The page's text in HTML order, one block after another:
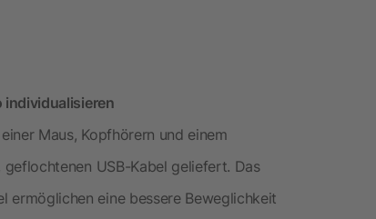
individualisieren
Maus, Kopfhörern und einem
USB-Kabel geliefert. Das
ermöglichen eine bessere Beweglichkeit